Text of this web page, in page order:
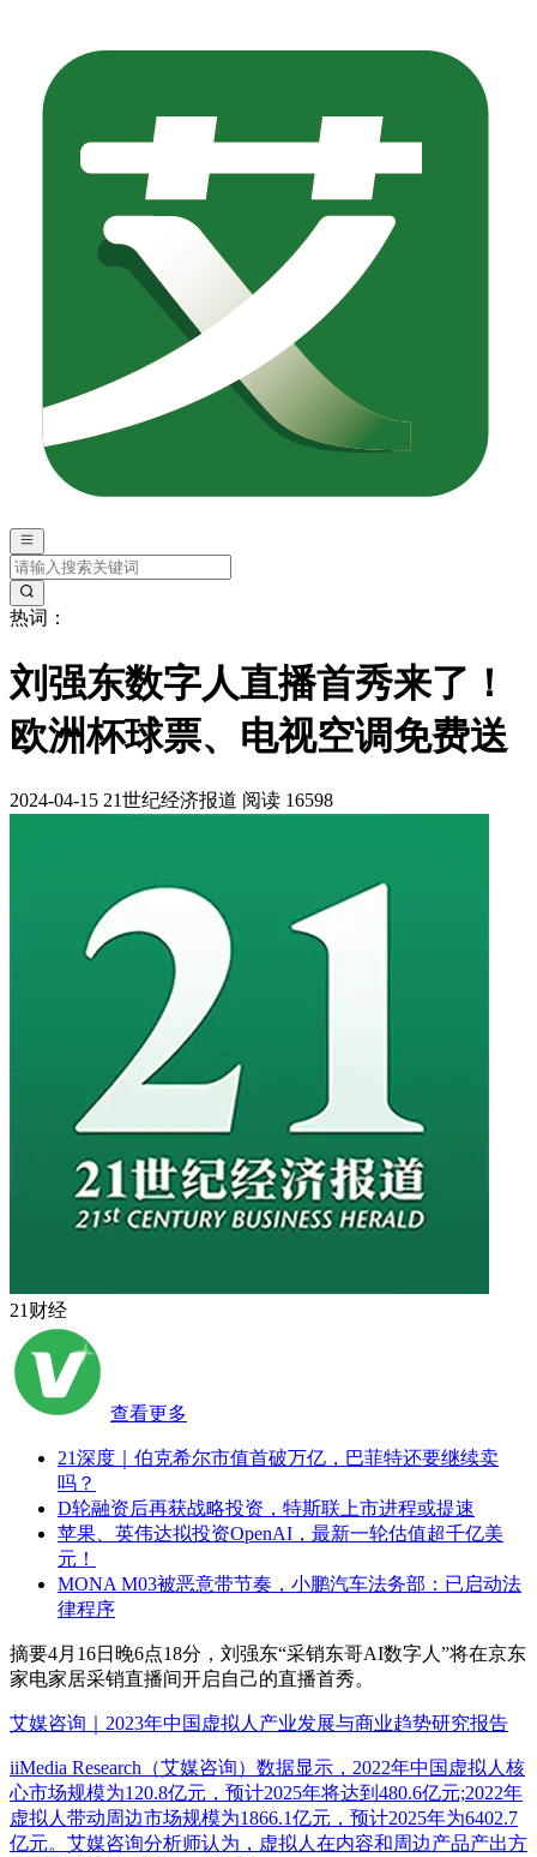
热词：
刘强东数字人直播首秀来了！
欧洲杯球票、电视空调免费送
2024-04-15 21世纪经济报道 阅读 16598
21财经
查看更多
21深度｜伯克希尔市值首破万亿，巴菲特还要继续卖
吗？
D轮融资后再获战略投资，特斯联上市进程或提速
苹果、英伟达拟投资OpenAI，最新一轮估值超千亿美
元！
MONA M03被恶意带节奏，小鹏汽车法务部：已启动法
律程序
摘要4月16日晚6点18分，刘强东“采销东哥AI数字人”将在京东
家电家居采销直播间开启自己的直播首秀。
艾媒咨询｜2023年中国虚拟人产业发展与商业趋势研究报告
iiMedia Research（艾媒咨询）数据显示，2022年中国虚拟人核
心市场规模为120.8亿元，预计2025年将达到480.6亿元;2022年
虚拟人带动周边市场规模为1866.1亿元，预计2025年为6402.7
亿元。艾媒咨询分析师认为，虚拟人在内容和周边产品产出方